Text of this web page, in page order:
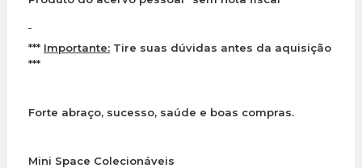
*** Importante: Tire suas dúvidas antes da aquisição
***
Forte abraço, sucesso, saúde e boas compras.
Mini Space Colecionáveis